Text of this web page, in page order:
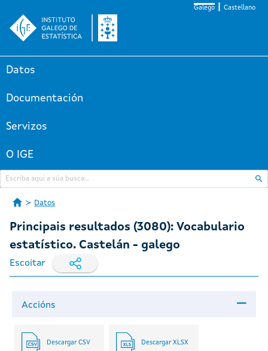
Galego Castellano
Datos
Documentación
Servizos
O IGE
Datos
Principais resultados (3080): Vocabulario
estatístico. Castelán - galego
Escoitar
Accións
Descargar CSV Descargar XLSX